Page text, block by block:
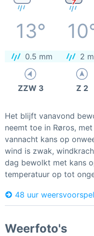
13°
0.5 mm 2
ZZW 3 Z 2
Het blijft vanavond
neemt toe in Røros,
vannacht kans op
wind is zwak,
dag bewolkt met kans
temperatuur op tot
48 uur
Weerfoto's